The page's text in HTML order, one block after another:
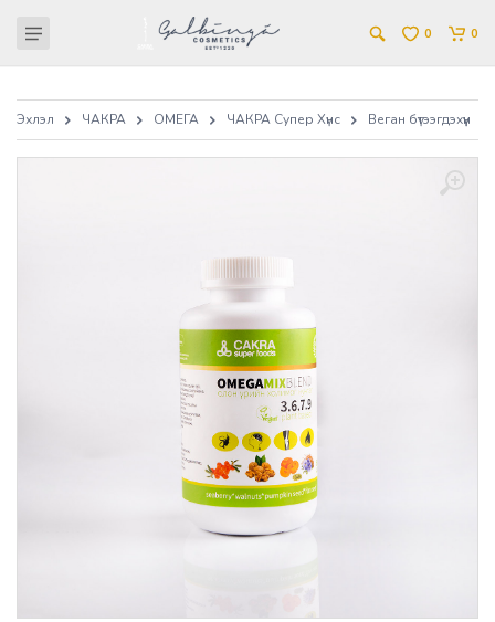
0 0
Эхлэл ЧАКРА ОМЕГА ЧАКРА Супер Хүнс Веган бүтээгдэхүүн